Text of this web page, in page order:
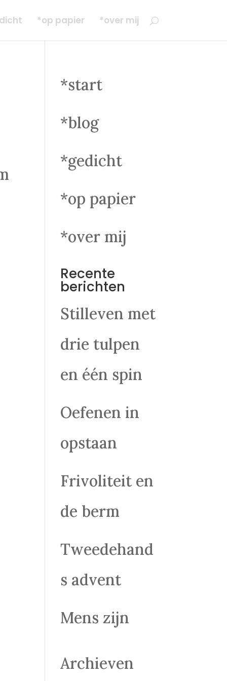
*op papier *over mij
*start
*blog
*gedicht
*op papier
*over mij
Recente
berichten
Stilleven met
drie tulpen
en één spin
Oefenen in
opstaan
Frivoliteit en
de berm
Tweedehand
s advent
Mens zijn
Archieven